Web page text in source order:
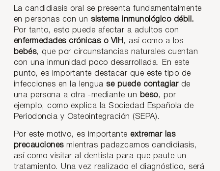
La candidiasis oral se presenta fundamentalmente
en personas con un sistema inmunológico débil.
Por tanto, esto puede afectar a adultos con
enfermedades crónicas o VIH , así como a los
bebés, que por circunstancias naturales cuentan
con una inmunidad poco desarrollada. En este
punto, es importante destacar que este tipo de
infecciones en la lengua se puede contagiarde
una persona a otra -mediante un beso, por
ejemplo, como explica la Sociedad Española de
Periodoncia y Osteointegración (SEPA).
Por este motivo, es importante extremar las
precaucionesmientras padezcamos candidiasis,
así como visitar al dentista para que paute un
tratamiento. Una vez realizado el diagnóstico, será